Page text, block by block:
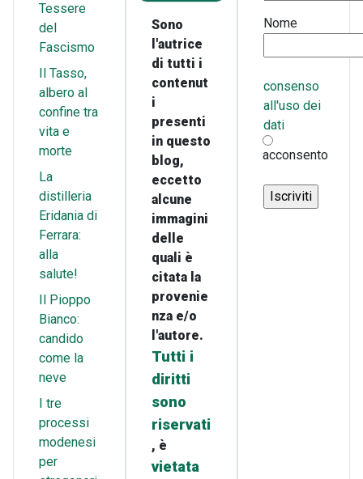
Tessere
del
Fascismo
Il Tasso,
albero al
confine tra
vita e
morte
La
distilleria
Eridania di
Ferrara:
alla
salute!
Il Pioppo
Bianco:
candido
come la
neve
I tre
processi
modenesi
per
Sono
l'autrice
di tutti i
contenut
i
presenti
in questo
blog,
eccetto
alcune
immagini
delle
quali è
citata la
provenie
nza e/o
l'autore.
Tutti i
diritti
sono
riservati
, è
vietata
Nome
consenso
all'uso dei
dati
acconsento